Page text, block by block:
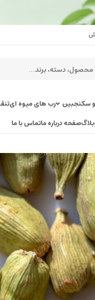
سکنجبین رب های میوه ای
صفحه درباره ماتماس با ما